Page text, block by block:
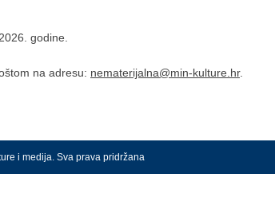
godine.
na adresu: nematerijalna@min-kulture.hr.
i medija. Sva prava pridržana